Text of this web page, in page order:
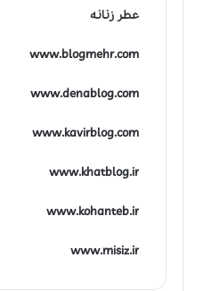
عطر زنانه
www.blogmehr.com
www.denablog.com
www.kavirblog.com
www.khatblog.ir
www.kohanteb.ir
www.misiz.ir